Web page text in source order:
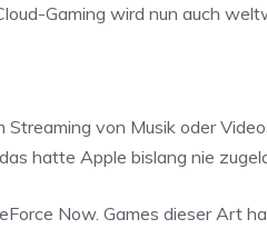
Gaming wird nun auch
von Musik oder
hatte Apple bislang nie
Now. Games dieser Art